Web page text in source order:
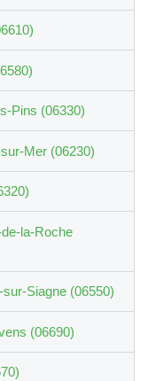
Pins (06330)
Mer (06230)
la-Roche
Siagne (06550)
(06690)